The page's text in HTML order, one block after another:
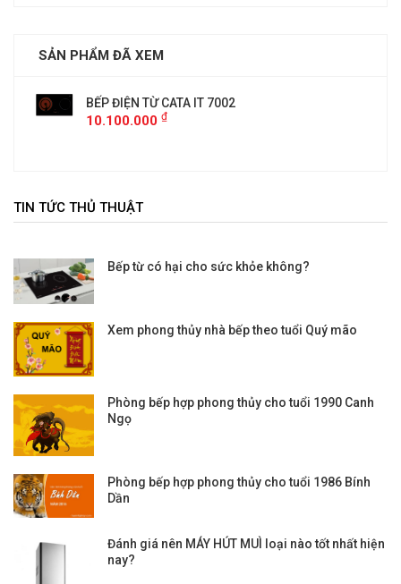
SẢN PHẨM ĐÃ XEM
BẾP ĐIỆN TỪ CATA IT 7002
10.100.000 ₫
TIN TỨC THỦ THUẬT
Bếp từ có hại cho sức khỏe không?
Xem phong thủy nhà bếp theo tuổi Quý mão
Phòng bếp hợp phong thủy cho tuổi 1990 Canh
Ngọ
Phòng bếp hợp phong thủy cho tuổi 1986 Bính
Dần
Đánh giá nên MÁY HÚT MUÌ loại nào tốt nhất hiện
nay?